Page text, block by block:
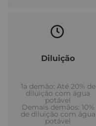
Diluição
1a demão: Até 20% de
diluição com água
potável
Demais demãos: 10%
de diluição com água
potável